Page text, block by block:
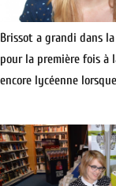
Brissot a grandi dans
pour la première fois à
encore lycéenne